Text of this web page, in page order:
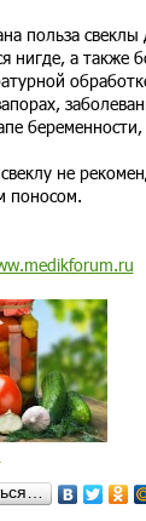
польза
нигде, а также
не
поносом.